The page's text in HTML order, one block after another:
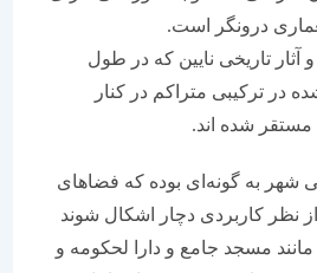
است.
نایین که در طول
متراکم در کنار
شده اند.
گونه‌ای بوده که فضاهای
دچار اشکال شوند
جامع و دارا لحکومه و